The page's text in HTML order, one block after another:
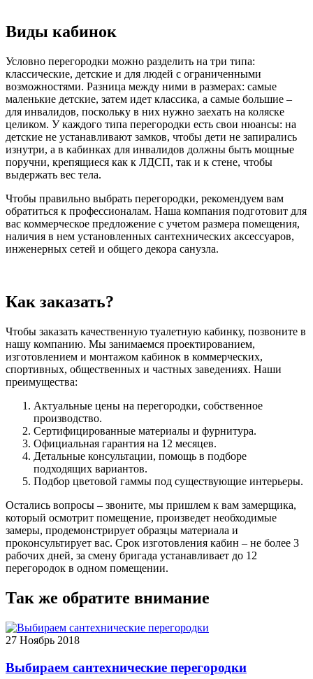
Виды кабинок
Условно перегородки можно разделить на три типа:
классические, детские и для людей с ограниченными
возможностями. Разница между ними в размерах: самые
маленькие детские, затем идет классика, а самые большие –
для инвалидов, поскольку в них нужно заехать на коляске
целиком. У каждого типа перегородки есть свои нюансы: на
детские не устанавливают замков, чтобы дети не запирались
изнутри, а в кабинках для инвалидов должны быть мощные
поручни, крепящиеся как к ЛДСП, так и к стене, чтобы
выдержать вес тела.
Чтобы правильно выбрать перегородки, рекомендуем вам
обратиться к профессионалам. Наша компания подготовит для
вас коммерческое предложение с учетом размера помещения,
наличия в нем установленных сантехнических аксессуаров,
инженерных сетей и общего декора санузла.
Как заказать?
Чтобы заказать качественную туалетную кабинку, позвоните в
нашу компанию. Мы занимаемся проектированием,
изготовлением и монтажом кабинок в коммерческих,
спортивных, общественных и частных заведениях. Наши
преимущества:
Актуальные цены на перегородки, собственное
производство.
Сертифицированные материалы и фурнитура.
Официальная гарантия на 12 месяцев.
Детальные консультации, помощь в подборе
подходящих вариантов.
Подбор цветовой гаммы под существующие интерьеры.
Остались вопросы – звоните, мы пришлем к вам замерщика,
который осмотрит помещение, произведет необходимые
замеры, продемонстрирует образцы материала и
проконсультирует вас. Срок изготовления кабин – не более 3
рабочих дней, за смену бригада устанавливает до 12
перегородок в одном помещении.
Так же обратите внимание
27 Ноябрь 2018
Выбираем сантехнические перегородки